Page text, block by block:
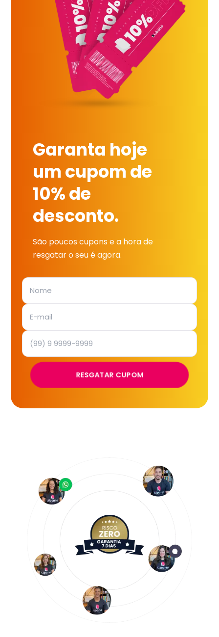
Garanta hoje
um cupom de
10% de
desconto.
São poucos cupons e a hora de
resgatar o seu é agora.
RESGATAR CUPOM